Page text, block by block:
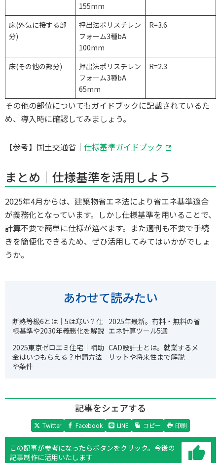
155mm
床(外気に接する部
分)
押出法ポリスチレン
フォーム3種bA
100mm
R=3.6
床(その他の部分)
押出法ポリスチレン
フォーム3種bA
65mm
R=2.3
その他の部位についてもガイドブックに記載されているた
め、導入時に確認してみましょう。
【参考】国土交通省｜ 仕様基準ガイドブック
まとめ｜仕様基準を活用しよう
2025年4月からは、建築物省エネ法により省エネ基準適合
が義務化となっています。しかし仕様基準を用いることで、
計算不要で簡単に仕様が選べます。また適判も不要で手続
きを簡便化できるため、ぜひ活用してみてはいかがでしょ
うか。
あわせて読みたい
断熱等級6とは｜5は寒い？仕
様基準や2030年義務化を解説
2025年最新。有料・無料の省
エネ計算ツール5選
2025東京ゼロエミ住宅｜補助
金はいつもらえる？申請方法
や条件
CAD設計士とは。就業するメ
リットや将来性まで解説
記事をシェアする
Twitter Facebook LINE コピー 印刷
この記事が参考になったらボタンをクリック。 今後の
記事制作に活用いたします